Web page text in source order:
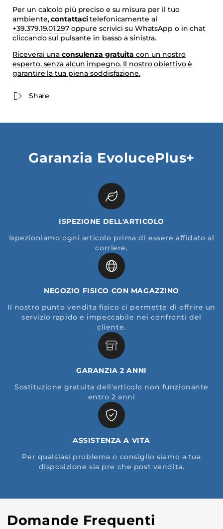
Per un calcolo più preciso e su misura per il tuo
ambiente,contattacitelefonicamente al
+39.379.19.01.297oppure scrivici su WhatsApp o in chat
cliccando sul pulsante in basso a sinistra.
Riceverai unaconsulenza gratuita con un nostro
esperto, senza alcun impegno. Il nostro obiettivo è
garantire la tua piena soddisfazione.
Share
Garanzia EvolucePlus+
ISPEZIONE DELL'ARTICOLO
Ispezioniamo ogni articolo prima di essere affidato al
corriere.
NEGOZIO FISICO CON MAGAZZINO
Il nostro punto vendita fisico ci permette di offrire un
servizio rapido e impeccabile nei confronti del
cliente.
GARANZIA 2 ANNI
Sostituzione gratuita dell'articolo non funzionante
entro 2 anni
ASSISTENZA A VITA
Per qualsiasi problema o consiglio siamo a tua
disposizione sia pre che post vendita.
Domande Frequenti